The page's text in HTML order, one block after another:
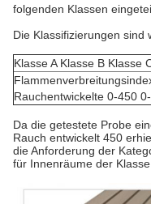
folgenden Klassen
Die Klassifizierungen sind
Klasse A Klasse B Klasse
Rauchentwickelte 0-450
Da die getestete Probe
Rauch entwickelt 450
die Anforderung der
für Innenräume der Klasse